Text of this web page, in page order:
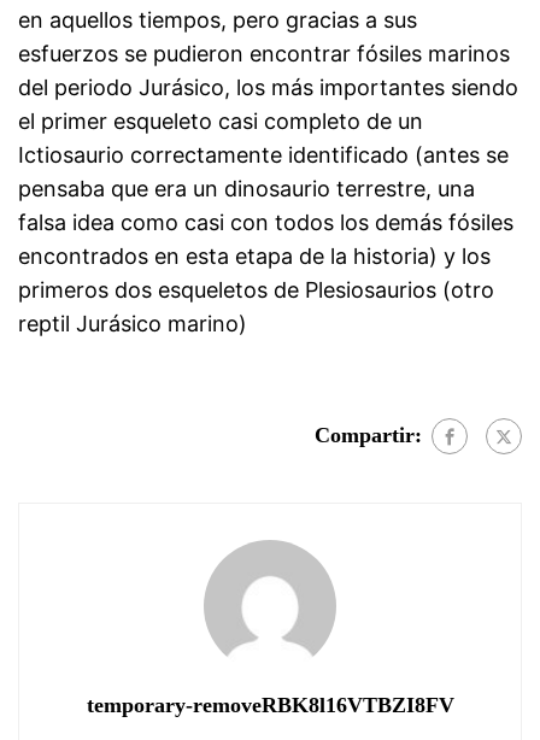
en aquellos tiempos, pero gracias a sus
esfuerzos se pudieron encontrar fósiles marinos
del periodo Jurásico, los más importantes siendo
el primer esqueleto casi completo de un
Ictiosaurio correctamente identificado (antes se
pensaba que era un dinosaurio terrestre, una
falsa idea como casi con todos los demás fósiles
encontrados en esta etapa de la historia) y los
primeros dos esqueletos de Plesiosaurios (otro
reptil Jurásico marino)
Compartir:
temporary-removeRBK8l16VTBZI8FV